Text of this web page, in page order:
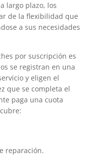
largo plazo, los
de la flexibilidad que
a sus necesidades
por suscripción es
se registran en una
y eligen el
que se completa el
paga una cuota
reparación.